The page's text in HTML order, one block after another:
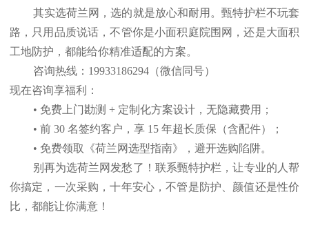
其实选荷兰网，选的就是放心和耐用。甄特护栏不玩套
路，只用品质说话，不管你是小面积庭院围网，还是大面积
工地防护，都能给你精准适配的方案。
咨询热线：19933186294（微信同号）
现在咨询享福利：
• 免费上门勘测 + 定制化方案设计，无隐藏费用；
• 前 30 名签约客户，享 15 年超长质保（含配件）；
• 免费领取《荷兰网选型指南》，避开选购陷阱。
别再为选荷兰网发愁了！联系甄特护栏，让专业的人帮
你搞定，一次采购，十年安心，不管是防护、颜值还是性价
比，都能让你满意！